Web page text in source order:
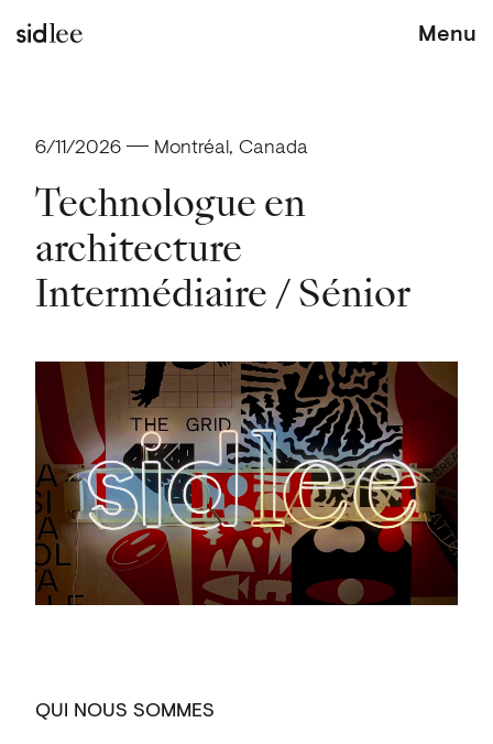
Menu
sid lee
6/11/2026 Montréal, Canada
Technologue en
architecture
Intermédiaire / Sénior
QUI NOUS SOMMES